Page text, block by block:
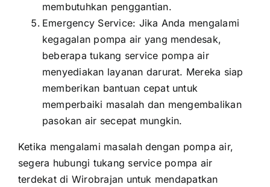
membutuhkan penggantian.
Emergency Service: Jika Anda mengalami
kegagalan pompa air yang mendesak,
beberapa tukang service pompa air
menyediakan layanan darurat. Mereka siap
memberikan bantuan cepat untuk
memperbaiki masalah dan mengembalikan
pasokan air secepat mungkin.
Ketika mengalami masalah dengan pompa air,
segera hubungi tukang service pompa air
terdekat di Wirobrajan untuk mendapatkan